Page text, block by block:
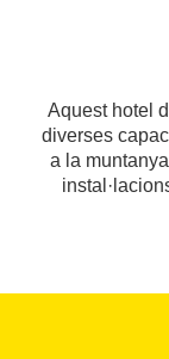
Aquest hotel
diverses
a la